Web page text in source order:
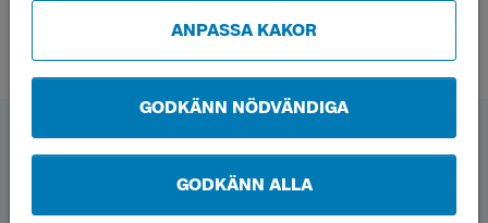
ANPASSA KAKOR
GODKÄNN NÖDVÄNDIGA
GODKÄNN ALLA
Den ekonomiska motorn
Visste du att Göteborg skulle kunna frigöra 15 miljarder
kronor per år om kollektivtrafikresandet ökade med 25